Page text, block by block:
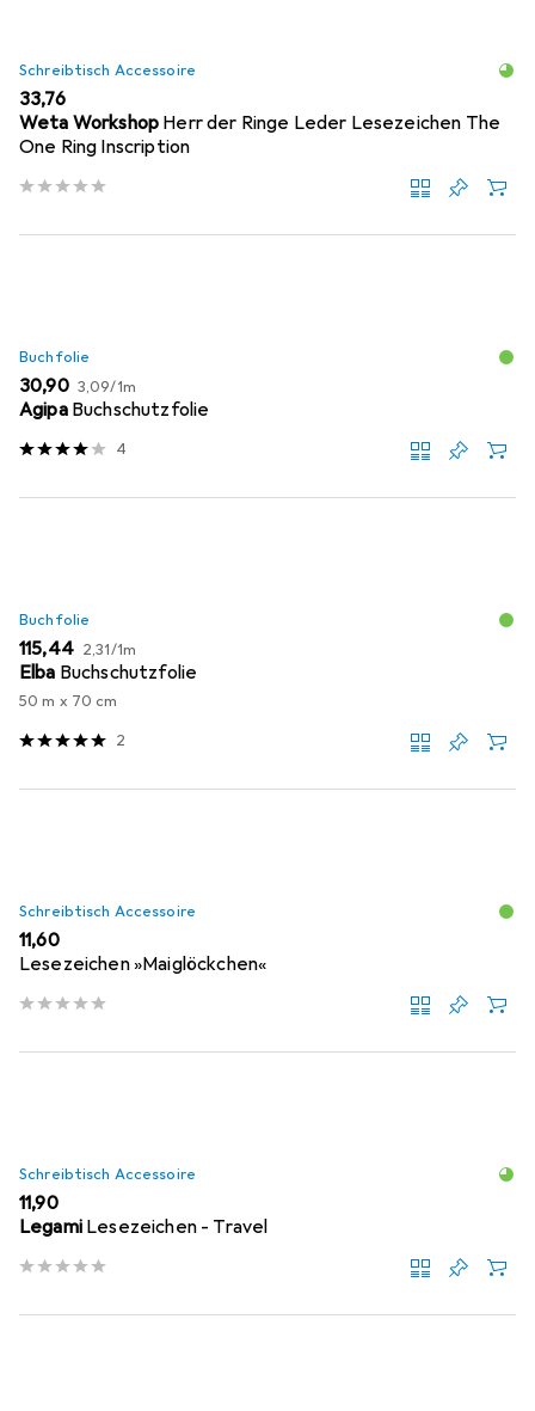
Schreibtisch Accessoire
EUR
33,76
Weta Workshop Herr der Ringe Leder Lesezeichen The
One Ring Inscription
Buchfolie
EUR
30,90 EUR
3,09/1m
Agipa Buchschutzfolie
4
Buchfolie
EUR
115,44 EUR
2,31/1m
Elba Buchschutzfolie
50 m x 70 cm
2
Schreibtisch Accessoire
EUR
11,60
Lesezeichen »Maiglöckchen«
Schreibtisch Accessoire
EUR
11,90
Legami Lesezeichen - Travel